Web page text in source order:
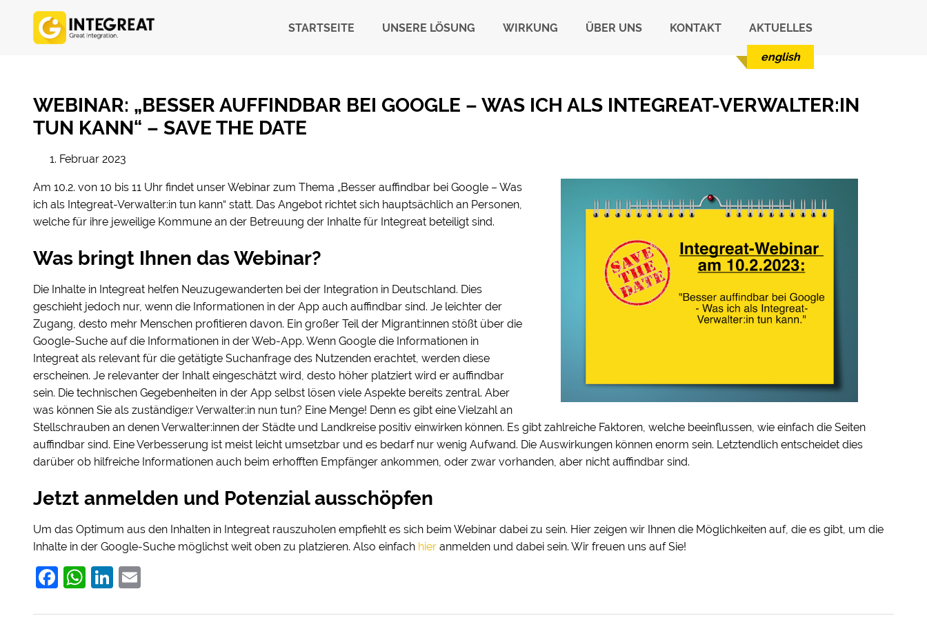
STARTSEITE UNSERE LÖSUNG WIRKUNG ÜBER UNS KONTAKT AKTUELLES
english
WEBINAR: „BESSER AUFFINDBAR BEI GOOGLE – WAS ICH ALS INTEGREAT-VERWALTER:IN
TUN KANN“ – SAVE THE DATE
1. Februar 2023
Am 10.2. von 10 bis 11 Uhr findet unser Webinar zum Thema „Besser auffindbar bei Google – Was
ich als Integreat-Verwalter:in tun kann“ statt. Das Angebot richtet sich hauptsächlich an Personen,
welche für ihre jeweilige Kommune an der Betreuung der Inhalte für Integreat beteiligt sind.
Was bringt Ihnen das Webinar?
Die Inhalte in Integreat helfen Neuzugewanderten bei der Integration in Deutschland. Dies
geschieht jedoch nur, wenn die Informationen in der App auch auffindbar sind. Je leichter der
Zugang, desto mehr Menschen profitieren davon. Ein großer Teil der Migrant:innen stößt über die
Google-Suche auf die Informationen in der Web-App. Wenn Google die Informationen in
Integreat als relevant für die getätigte Suchanfrage des Nutzenden erachtet, werden diese
erscheinen. Je relevanter der Inhalt eingeschätzt wird, desto höher platziert wird er auffindbar
sein. Die technischen Gegebenheiten in der App selbst lösen viele Aspekte bereits zentral. Aber
was können Sie als zuständige:r Verwalter:in nun tun? Eine Menge! Denn es gibt eine Vielzahl an
Stellschrauben an denen Verwalter:innen der Städte und Landkreise positiv einwirken können. Es gibt zahlreiche Faktoren, welche beeinflussen, wie einfach die Seiten
auffindbar sind. Eine Verbesserung ist meist leicht umsetzbar und es bedarf nur wenig Aufwand. Die Auswirkungen können enorm sein. Letztendlich entscheidet dies
darüber ob hilfreiche Informationen auch beim erhofften Empfänger ankommen, oder zwar vorhanden, aber nicht auffindbar sind.
Jetzt anmelden und Potenzial ausschöpfen
Um das Optimum aus den Inhalten in Integreat rauszuholen empfiehlt es sich beim Webinar dabei zu sein. Hier zeigen wir Ihnen die Möglichkeiten auf, die es gibt, um die
Inhalte in der Google-Suche möglichst weit oben zu platzieren. Also einfach hier anmelden und dabei sein. Wir freuen uns auf Sie!
Facebook
WhatsApp
LinkedIn